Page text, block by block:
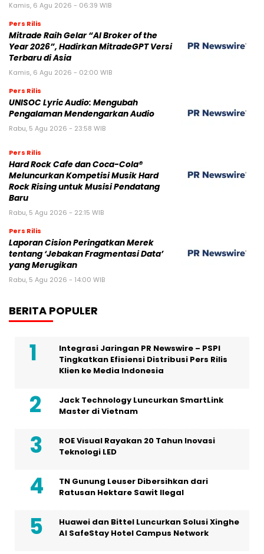
Kamis, 6 Agu 2026 - 06:39 WIB
Pers Rilis
Mitrade Raih Gelar “AI Broker of the
Year 2026”, Hadirkan MitradeGPT Versi
Terbaru di Asia
Kamis, 6 Agu 2026 - 02:00 WIB
Pers Rilis
UNISOC Lyric Audio: Mengubah
Pengalaman Mendengarkan Audio
Rabu, 5 Agu 2026 - 23:58 WIB
Pers Rilis
Hard Rock Cafe dan Coca-Cola®
Meluncurkan Kompetisi Musik Hard
Rock Rising untuk Musisi Pendatang
Baru
Rabu, 5 Agu 2026 - 22:15 WIB
Pers Rilis
Laporan Cision Peringatkan Merek
tentang ‘Jebakan Fragmentasi Data’
yang Merugikan
Rabu, 5 Agu 2026 - 14:00 WIB
BERITA POPULER
Integrasi Jaringan PR Newswire – PSPI
Tingkatkan Efisiensi Distribusi Pers Rilis
Klien ke Media Indonesia
Jack Technology Luncurkan SmartLink
Master di Vietnam
ROE Visual Rayakan 20 Tahun Inovasi
Teknologi LED
TN Gunung Leuser Dibersihkan dari
Ratusan Hektare Sawit Ilegal
Huawei dan Bittel Luncurkan Solusi Xinghe
Al SafeStay Hotel Campus Network